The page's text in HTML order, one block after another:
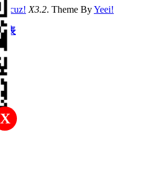
X
X3.2. Theme ByYeei!
表